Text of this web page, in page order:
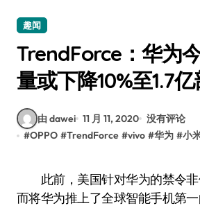
趣闻
TrendForce：华为
量或下降10%至1.7
由 dawei 11 月 11, 2020 没有评论
#OPPO #TrendForce #vivo #华为 #小
此前，美国针对华为的禁令非但没有奏效，反
而将华为推上了全球智能手机第